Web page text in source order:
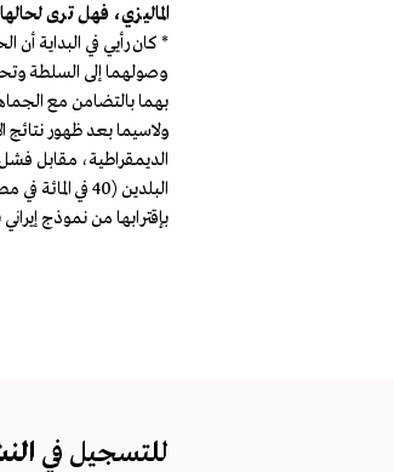
الماليزي، فهل ترى
وصولهما إلى السلطة
بهما بالتضامن مع
ولاسيما بعد ظهور نتائج
الديمقراطية، مقابل
بإقترابها من نموذج
للتسجيل في